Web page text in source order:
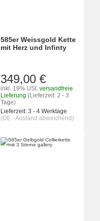
585er Weissgold Kette
mit Herz und Infinty
349,00 €
inkl. 19% USt. versandfreie
Lieferung (Lieferzeit: 2 - 3
Tage)
Lieferzeit: 3 - 4 Werktage
(DE - Ausland abweichend)